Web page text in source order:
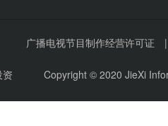
广播电视节目制作经营许可证
Copyright © 2020 JieXi